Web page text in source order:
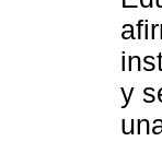
y